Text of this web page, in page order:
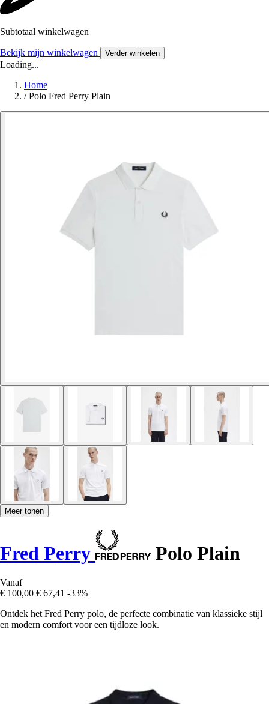
Subtotaal winkelwagen
Bekijk mijn winkelwagen Verder winkelen
Loading...
Home
/ Polo Fred Perry Plain
Meer tonen
Fred Perry Polo Plain
Vanaf
€ 100,00 € 67,41 -33%
Ontdek het Fred Perry polo, de perfecte combinatie van klassieke stijl
en modern comfort voor een tijdloze look.